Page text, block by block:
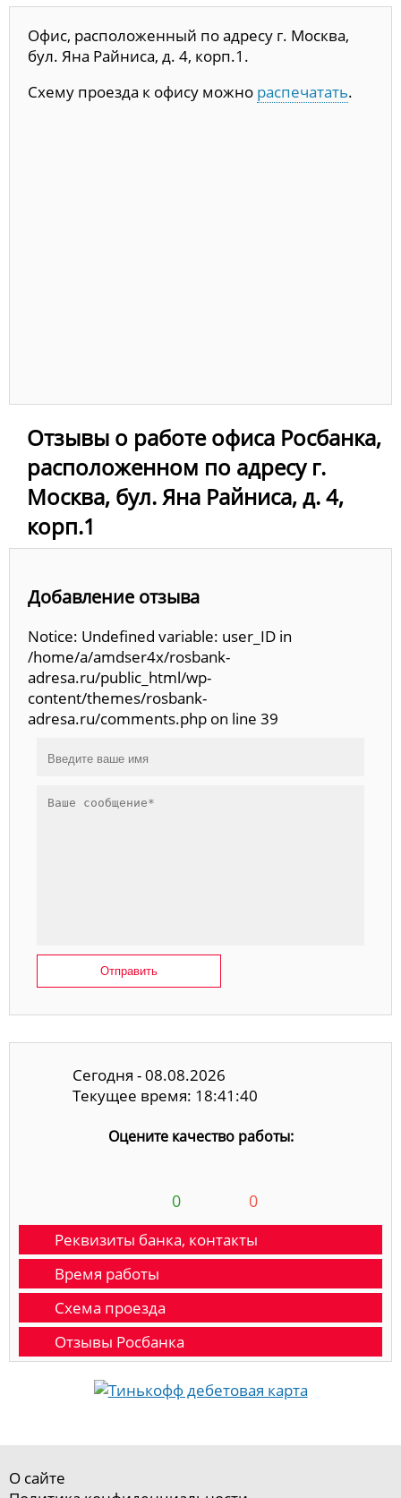
Офис, расположенный по адресу г. Москва,
бул. Яна Райниса, д. 4, корп.1.
Схему проезда к офису можно распечатать.
Отзывы о работе офиса Росбанка,
расположенном по адресу г.
Москва, бул. Яна Райниса, д. 4,
корп.1
Добавление отзыва
Notice: Undefined variable: user_ID in
/home/a/amdser4x/rosbank-
adresa.ru/public_html/wp-
content/themes/rosbank-
adresa.ru/comments.php on line 39
Отправить
Сегодня - 08.08.2026
Текущее время: 18:41:40
Оцените качество работы:
0 0
Реквизиты банка, контакты
Время работы
Схема проезда
Отзывы Росбанка
О сайте